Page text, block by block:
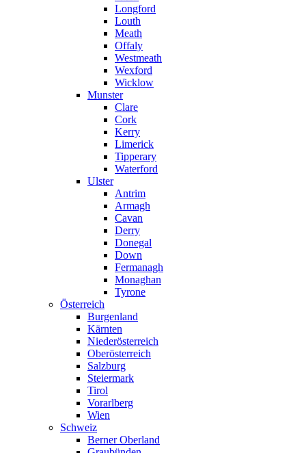
Longford
Louth
Meath
Offaly
Westmeath
Wexford
Wicklow
Munster
Clare
Cork
Kerry
Limerick
Tipperary
Waterford
Ulster
Antrim
Armagh
Cavan
Derry
Donegal
Down
Fermanagh
Monaghan
Tyrone
Österreich
Burgenland
Kärnten
Niederösterreich
Oberösterreich
Salzburg
Steiermark
Tirol
Vorarlberg
Wien
Schweiz
Berner Oberland